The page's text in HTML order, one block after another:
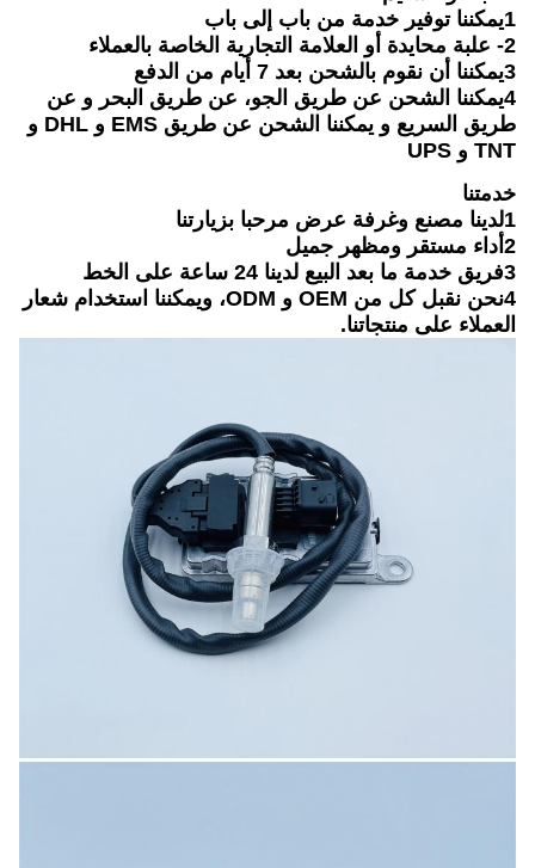
1يمكننا توفير خدمة من باب إلى باب
2- علبة محايدة أو العلامة التجارية الخاصة بالعملاء
3يمكننا أن نقوم بالشحن بعد 7 أيام من الدفع
4يمكننا الشحن عن طريق الجو، عن طريق البحر و عن
طريق السريع و يمكننا الشحن عن طريق EMS و DHL و
TNT و UPS
خدمتنا
1لدينا مصنع وغرفة عرض مرحبا بزيارتنا
2أداء مستقر ومظهر جميل
3فريق خدمة ما بعد البيع لدينا 24 ساعة على الخط
4نحن نقبل كل من OEM و ODM، ويمكننا استخدام شعار
العملاء على منتجاتنا.